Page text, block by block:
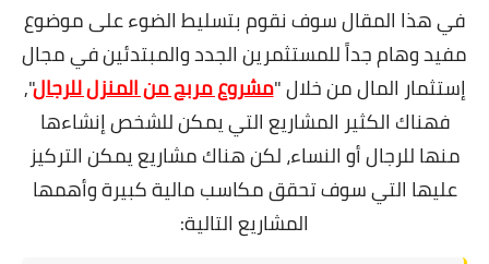
في هذا المقال سوف نقوم بتسليط الضوء على موضوع
مفيد وهام جداً للمستثمرين الجدد والمبتدئين في مجال
إستثمار المال من خلال "مشروع مربح من المنزل للرجال",
فهناك الكثير المشاريع التي يمكن للشخص إنشاءها
منها للرجال أو النساء، لكن هناك مشاريع يمكن التركيز
عليها التي سوف تحقق مكاسب مالية كبيرة وأهمها
المشاريع التالية: